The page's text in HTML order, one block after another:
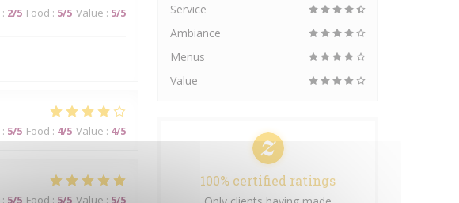
: 2/5 Food : 5/5 Value : 5/5
: 5/5 Food : 4/5 Value : 4/5
: 5/5 Food : 5/5 Value : 5/5
Service
Ambiance
Menus
Value
100% certified ratings